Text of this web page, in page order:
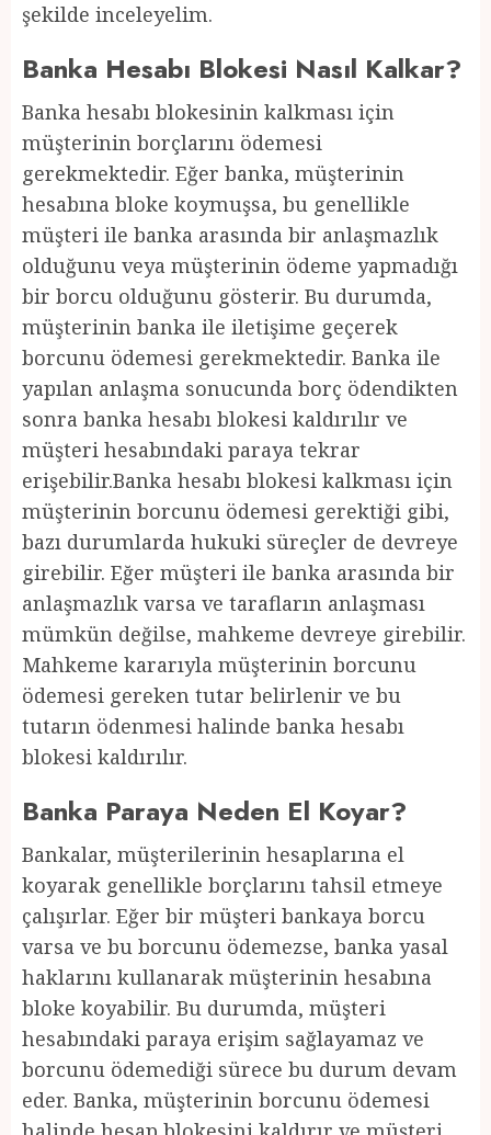
şekilde inceleyelim.
Banka Hesabı Blokesi Nasıl Kalkar?
Banka hesabı blokesinin kalkması için
müşterinin borçlarını ödemesi
gerekmektedir. Eğer banka, müşterinin
hesabına bloke koymuşsa, bu genellikle
müşteri ile banka arasında bir anlaşmazlık
olduğunu veya müşterinin ödeme yapmadığı
bir borcu olduğunu gösterir. Bu durumda,
müşterinin banka ile iletişime geçerek
borcunu ödemesi gerekmektedir. Banka ile
yapılan anlaşma sonucunda borç ödendikten
sonra banka hesabı blokesi kaldırılır ve
müşteri hesabındaki paraya tekrar
erişebilir.Banka hesabı blokesi kalkması için
müşterinin borcunu ödemesi gerektiği gibi,
bazı durumlarda hukuki süreçler de devreye
girebilir. Eğer müşteri ile banka arasında bir
anlaşmazlık varsa ve tarafların anlaşması
mümkün değilse, mahkeme devreye girebilir.
Mahkeme kararıyla müşterinin borcunu
ödemesi gereken tutar belirlenir ve bu
tutarın ödenmesi halinde banka hesabı
blokesi kaldırılır.
Banka Paraya Neden El Koyar?
Bankalar, müşterilerinin hesaplarına el
koyarak genellikle borçlarını tahsil etmeye
çalışırlar. Eğer bir müşteri bankaya borcu
varsa ve bu borcunu ödemezse, banka yasal
haklarını kullanarak müşterinin hesabına
bloke koyabilir. Bu durumda, müşteri
hesabındaki paraya erişim sağlayamaz ve
borcunu ödemediği sürece bu durum devam
eder. Banka, müşterinin borcunu ödemesi